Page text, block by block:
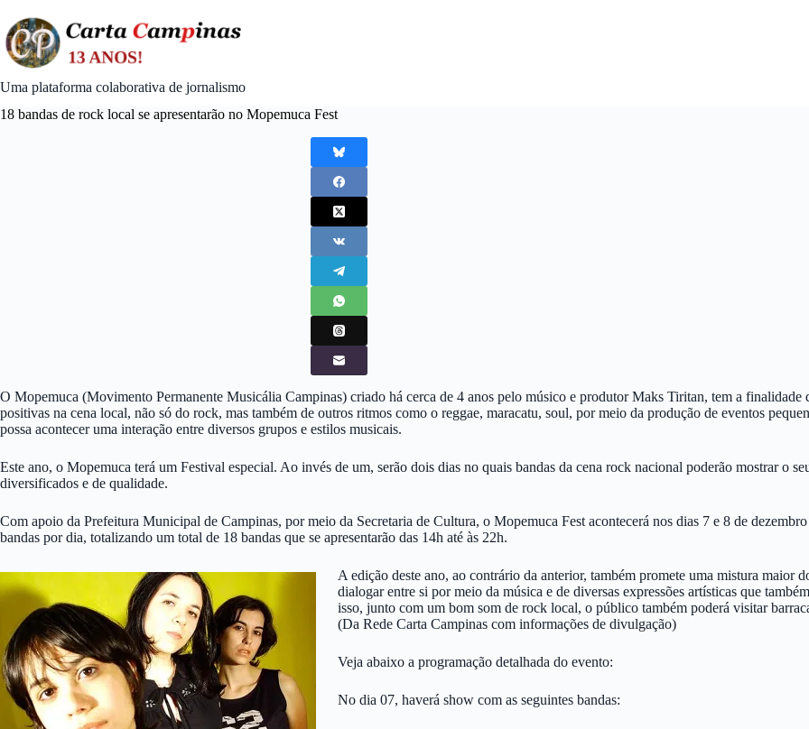
content
Uma plataforma colaborativa de jornalismo
18 bandas de rock local se apresentarão no Mopemuca Fest
O Mopemuca (Movimento Permanente Musicália Campinas) criado há cerca de 4 anos pelo músico e produtor Maks Tiritan, tem a finalidade
positivas na cena local, não só do rock, mas também de outros ritmos como o reggae, maracatu, soul, por meio da produção de eventos
possa acontecer uma interação entre diversos grupos e estilos musicais.
Este ano, o Mopemuca terá um Festival especial. Ao invés de um, serão dois dias no quais bandas da cena rock nacional poderão mostrar o
diversificados e de qualidade.
Com apoio da Prefeitura Municipal de Campinas, por meio da Secretaria de Cultura, o Mopemuca Fest acontecerá nos dias 7 e 8 de
bandas por dia, totalizando um total de 18 bandas que se apresentarão das 14h até às 22h.
A edição deste ano, ao contrário da anterior, também promete uma mistura maior
dialogar entre si por meio da música e de diversas expressões artísticas que
isso, junto com um bom som de rock local, o público também poderá visitar
(Da Rede Carta Campinas com informações de divulgação)
Veja abaixo a programação detalhada do evento:
No dia 07, haverá show com as seguintes bandas: